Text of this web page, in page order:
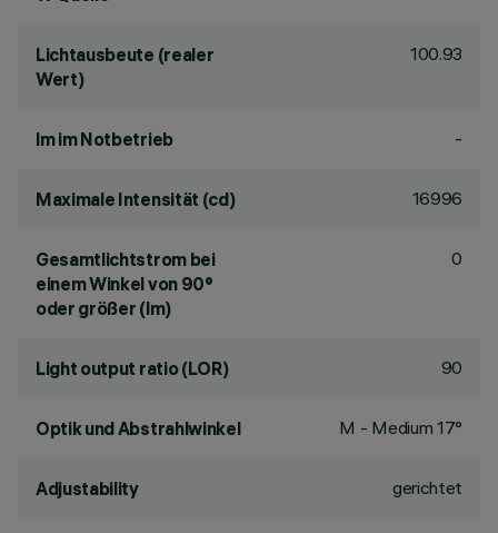
Lichtausbeute (realer
Wert)
100.93
lm im Notbetrieb -
Maximale Intensität (cd) 16996
Gesamtlichtstrom bei
einem Winkel von 90°
oder größer (lm)
0
Light output ratio (LOR) 90
Optik und Abstrahlwinkel M - Medium 17°
Adjustability gerichtet